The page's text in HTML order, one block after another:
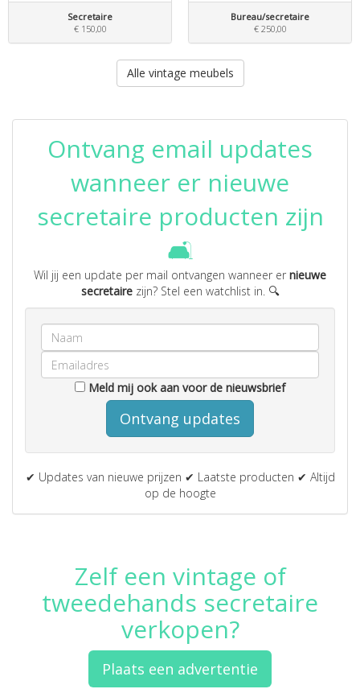
Secretaire
€ 150,00
Bureau/secretaire
€ 250,00
Alle vintage meubels
Ontvang email updates
wanneer er nieuwe
secretaire producten zijn
🛋️
Wil jij een update per mail ontvangen wanneer er nieuwe
secretairezijn? Stel een watchlist in. 🔍
Meld mij ook aan voor de nieuwsbrief
Ontvang updates
✔ Updates van nieuwe prijzen ✔ Laatste producten ✔ Altijd
op de hoogte
Zelf een vintage of
tweedehands secretaire
verkopen?
Plaats een advertentie